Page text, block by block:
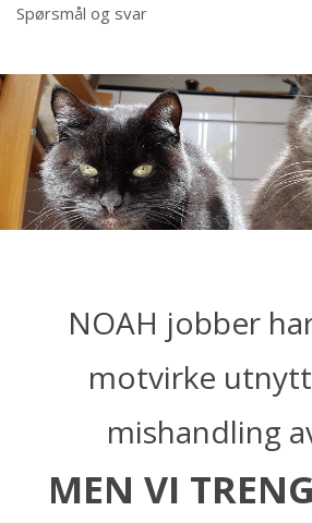
Spørsmål og svar
NOAH jobber
motvirke
mishandling
MEN VI